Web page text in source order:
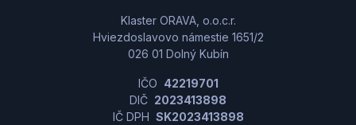
Klaster ORAVA, o.o.c.r.
Hviezdoslavovo námestie 1651/2
026 01 Dolný Kubín
IČO 42219701
DIČ 2023413898
IČ DPH SK2023413898